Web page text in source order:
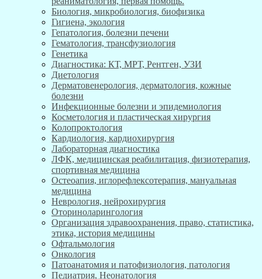
Биология, микробиология, биофизика
Гигиена, экология
Гепатология, болезни печени
Гематология, трансфузиология
Генетика
Диагностика: КТ, МРТ, Рентген, УЗИ
Диетология
Дерматовенерология, дерматология, кожные
болезни
Инфекционные болезни и эпидемиология
Косметология и пластическая хирургия
Колопроктология
Кардиология, кардиохирургия
Лабораторная диагностика
ЛФК, медицинская реабилитация, физиотерапия,
спортивная медицина
Остеоапия, иглорефлексотерапия, мануальная
медицина
Неврология, нейрохирургия
Оториноларингология
Организация здравоохранения, право, статистика,
этика, история медицины
Офтальмология
Онкология
Патоанатомия и патофизиология, патология
Педиатрия, Неонатология